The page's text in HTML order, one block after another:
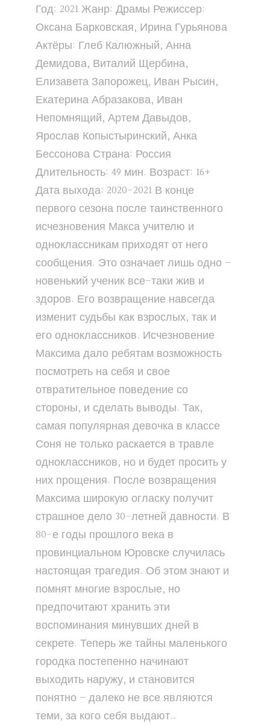
Год: 2021 Жанр: Драмы Режиссер:
Оксана Барковская, Ирина Гурьянова
Актёры: Глеб Калюжный, Анна
Демидова, Виталий Щербина,
Елизавета Запорожец, Иван Рысин,
Екатерина Абразакова, Иван
Непомнящий, Артем Давыдов,
Ярослав Копыстыринский, Анка
Бессонова Страна: Россия
Длительность: 49 мин. Возраст: 16+
Дата выхода: 2020-2021 В конце
первого сезона после таинственного
исчезновения Макса учителю и
одноклассникам приходят от него
сообщения. Это означает лишь одно –
новенький ученик все-таки жив и
здоров. Его возвращение навсегда
изменит судьбы как взрослых, так и
его одноклассников. Исчезновение
Максима дало ребятам возможность
посмотреть на себя и свое
отвратительное поведение со
стороны, и сделать выводы. Так,
самая популярная девочка в классе
Соня не только раскается в травле
одноклассников, но и будет просить у
них прощения. После возвращения
Максима широкую огласку получит
страшное дело 30-летней давности. В
80-е годы прошлого века в
провинциальном Юровске случилась
настоящая трагедия. Об этом знают и
помнят многие взрослые, но
предпочитают хранить эти
воспоминания минувших дней в
секрете. Теперь же тайны маленького
городка постепенно начинают
выходить наружу, и становится
понятно – далеко не все являются
теми, за кого себя выдают…